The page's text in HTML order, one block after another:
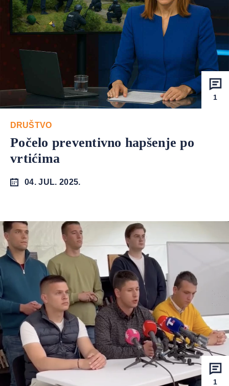
1
DRUŠTVO
Počelo preventivno hapšenje po
vrtićima
04. JUL. 2025.
1